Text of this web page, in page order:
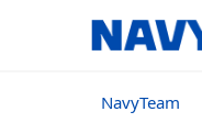
NavyTeam